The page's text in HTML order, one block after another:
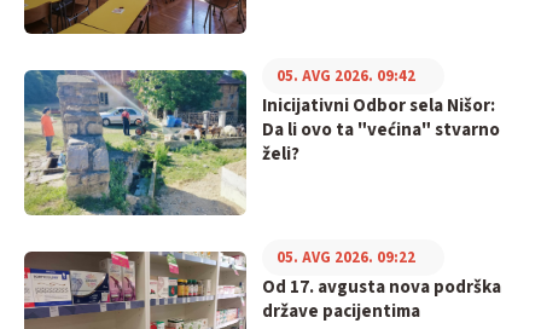
Inicijativni Odbor sela Nišor:
Da li ovo ta "većina" stvarno
želi?
05. AVG 2026. 09:42
Od 17. avgusta nova podrška
države pacijentima
05. AVG 2026. 09:22